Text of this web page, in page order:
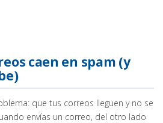
caen en spam (y
que tus correos lleguen y no se
envías un correo, del otro lado